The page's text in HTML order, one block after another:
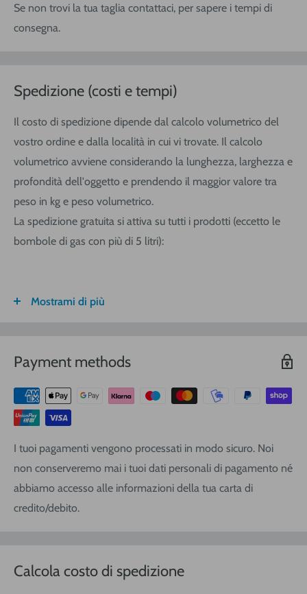
Se non trovi la tua taglia contattaci, per sapere i tempi di
consegna.
Spedizione (costi e tempi)
Il costo di spedizione dipende dal calcolo volumetrico del
vostro ordine e dalla località in cui vi trovate. Il calcolo
volumetrico avviene considerando la lunghezza, larghezza e
profondità dell'oggetto e prendendo il maggior valore tra
peso in kg e peso volumetrico.
La spedizione gratuita si attiva su tutti i prodotti (eccetto le
bombole di gas con più di 5 litri):
FASCIA DI
1-3(kg o m3 € 8,90 € 10,40 € 10,40
3-5(kg o
5-10(kg om 3) € 11,25 € 14,20 € 17,10
10-20 € 16,20 € 19,00 € 22,80
20-30(kg o
Mostrami di più
Payment methods
I tuoi pagamenti vengono processati in modo sicuro. Noi
non conserveremo mai i tuoi dati personali di pagamento né
abbiamo accesso alle informazioni della tua carta di
credito/debito.
Calcola costo di spedizione